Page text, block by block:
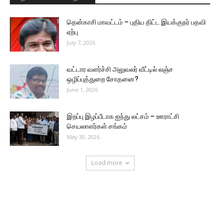
தென்காசி மாவட்டம் – புதிய திட்ட இயக்குநர் பதவி
ஏற்பு
July 7, 2026
வட்டார வளர்ச்சி அலுவலர் வீட்டில் லஞ்ச
ஒழிப்புத்துறை சோதனை?
June 1, 2026
இறப்பு இழப்பீடாக ஐந்து லட்சம் – ஊராட்சி
செயலாளர்கள் சங்கம்
May 30, 2026
Load more